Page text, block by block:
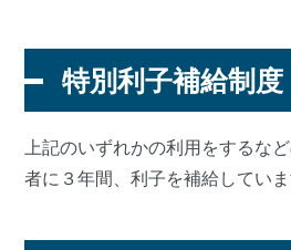
特別利子補給制度
上記のいずれかの利用をするな
者に３年間、利子を補給していま